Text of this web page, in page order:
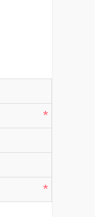
*
*